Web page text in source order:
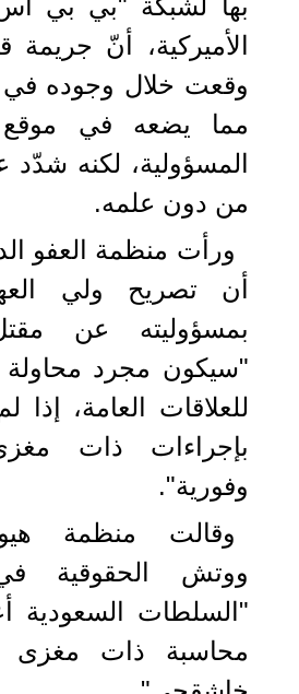
الأميركية، أنّ
وقعت خلال وجوده
مما يضعه في
المسؤولية، لكنه شدّد
من دون علمه.
ورأت منظمة العفو
أن تصريح ولي
بمسؤوليته عن
"سيكون مجرد
للعلاقات العامة، إذا
بإجراءات ذات
وفورية".
وقالت منظمة
ووتش الحقوقية
"السلطات السعودية
محاسبة ذات مغزى